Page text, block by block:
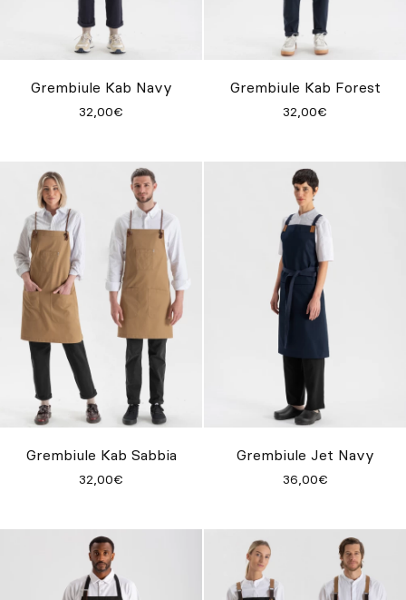
Grembiule Kab Navy
32,00€
Grembiule Kab Forest
32,00€
Grembiule Kab Sabbia
32,00€
Grembiule Jet Navy
36,00€